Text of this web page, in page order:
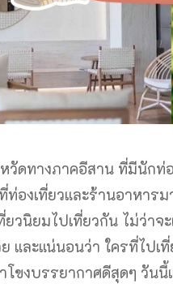
วัดทางภาคอีสาน ที่มีนักท่
องเที่ยวและร้านอาหาร
วนิยมไปเที่ยวกัน ไม่ว่า
ย และแน่นอนว่า ใครที่ไ
ขงบรรยากาศดีสุดๆ วัน